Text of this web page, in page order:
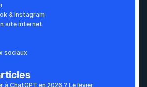
& Instagram
site internet
sociaux
à ChatGPT en 2026 ? Le levier